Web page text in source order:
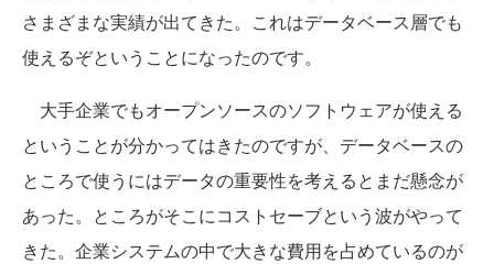
さまざまな実績が出てきた。これはデータベース層でも
使えるぞということになったのです。
大手企業でもオープンソースのソフトウェアが使える
ということが分かってはきたのですが、データベースの
ところで使うにはデータの重要性を考えるとまだ懸念が
あった。ところがそこにコストセーブという波がやって
きた。企業システムの中で大きな費用を占めているのが